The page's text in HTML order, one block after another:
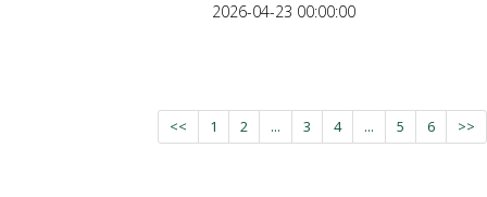
2026-04-23 00:00:00
<< 1 2 ... 3 4 ... 5 6 >>